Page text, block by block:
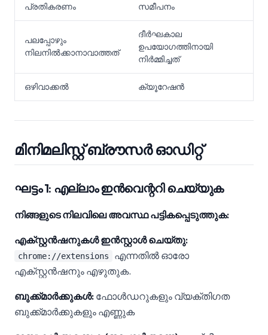
പ്രതികരണം
സമീപനം
പലപ്പോഴും
നിലനിൽക്കാനാവാത്തത്
ദീർഘകാല
ഉപയോഗത്തിനായി
നിർമ്മിച്ചത്
ഒഴിവാക്കൽ ക്യൂറേഷൻ
മിനിമലിസ്റ്റ് ബ്രൗസർ ഓഡിറ്റ്
ഘട്ടം 1: എല്ലാം ഇൻവെന്ററി ചെയ്യുക
നിങ്ങളുടെ നിലവിലെ അവസ്ഥ പട്ടികപ്പെടുത്തുക:
എക്സ്റ്റൻഷനുകൾ ഇൻസ്റ്റാൾ ചെയ്തു:
chrome://extensions
എന്നതിൽ ഓരോ
എക്സ്റ്റൻഷനും എഴുതുക.
ബുക്ക്മാർക്കുകൾ: ഫോൾഡറുകളും വ്യക്തിഗത
ബുക്ക്മാർക്കുകളും എണ്ണുക